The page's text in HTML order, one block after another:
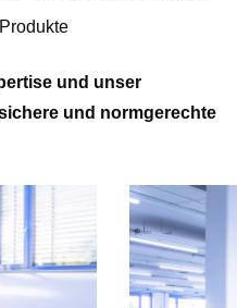
und unser
und normgerechte